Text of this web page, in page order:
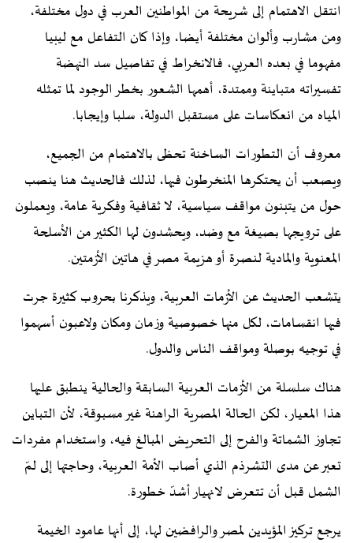
انتقل الاهتمام إلى شريحة من المواطنين العرب في دول مختلفة،
ومن مشارب وألوان مختلفة أيضا، وإذا كان التفاعل مع ليبيا
مفهوما في بعده العربي، فالانخراط في تفاصيل سد النهضة
تفسيراته متباينة وممتدة، أهمها الشعور بخطر الوجود لما تمثله
المياه من انعكاسات على مستقبل الدولة، سلبا وإيجابا.
معروف أن التطورات الساخنة تحظى بالاهتمام من الجميع،
ويصعب أن يحتكرها المنخرطون فيها، لذلك فالحديث هنا ينصب
حول من يتبنون مواقف سياسية، لا ثقافية وفكرية عامة، ويعملون
على ترويجها بصيغة مع وضد، ويحشدون لها الكثير من الأسلحة
المعنوية والمادية لنصرة أو هزيمة مصر في هاتين الأزمتين.
يتشعب الحديث عن الأزمات العربية، ويذكرنا بحروب كثيرة جرت
فيها انقسامات، لكل منها خصوصية وزمان ومكان ولاعبون أسهموا
في توجيه بوصلة ومواقف الناس والدول.
هناك سلسلة من الأزمات العربية السابقة والحالية ينطبق عليها
هذا المعيار، لكن الحالة المصرية الراهنة غير مسبوقة، لأن التباين
تجاوز الشماتة والفرح إلى التحريض المبالغ فيه، واستخدام مفردات
تعبر عن مدى التشرذم الذي أصاب الأمة العربية، وحاجتها إلى لمّ
الشمل قبل أن تتعرض لانهيار أشدّ خطورة.
يرجع تركيز المؤيدين لمصر والرافضين لها، إلى أنها عامود الخيمة